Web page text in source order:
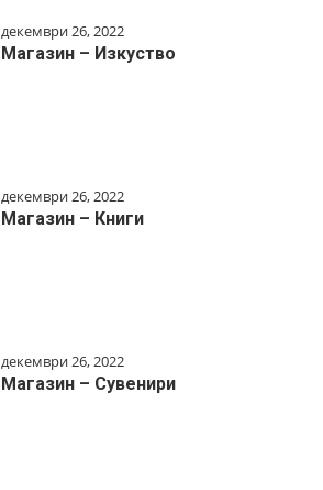
декември 26, 2022
Магазин – Изкуство
декември 26, 2022
Магазин – Книги
декември 26, 2022
Магазин – Сувенири